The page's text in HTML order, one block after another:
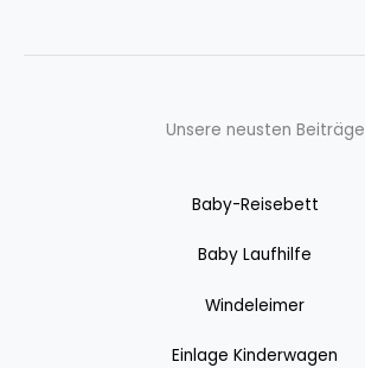
Unsere neusten Beiträge
Baby-Reisebett
Baby Laufhilfe
Windeleimer
Einlage Kinderwagen